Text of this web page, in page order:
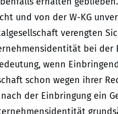
und von der W-KG
verengten
bei der
wenn
schon wegen ihrer
der Einbringung ein